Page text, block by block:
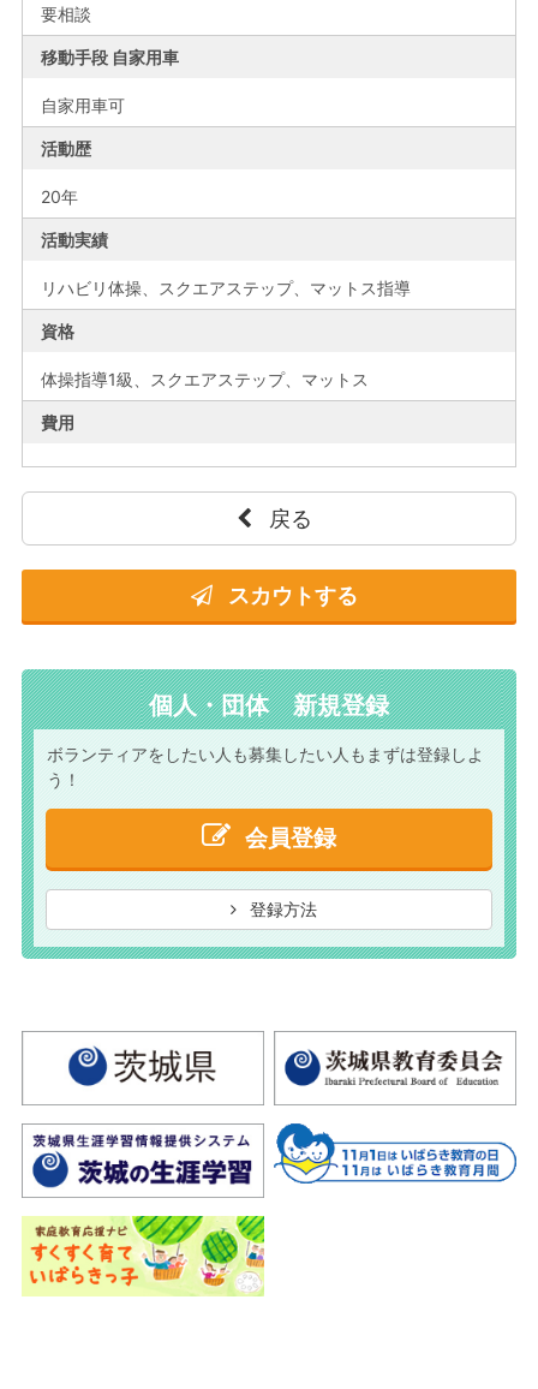
要相談
移動手段 自家用車
自家用車可
活動歴
20年
活動実績
リハビリ体操、スクエアステップ、マットス指導
資格
体操指導1級、スクエアステップ、マットス
費用
戻る
スカウトする
個人・団体 新規登録
ボランティアをしたい人も募集したい人もまずは登録しよ
う！
会員登録
登録方法